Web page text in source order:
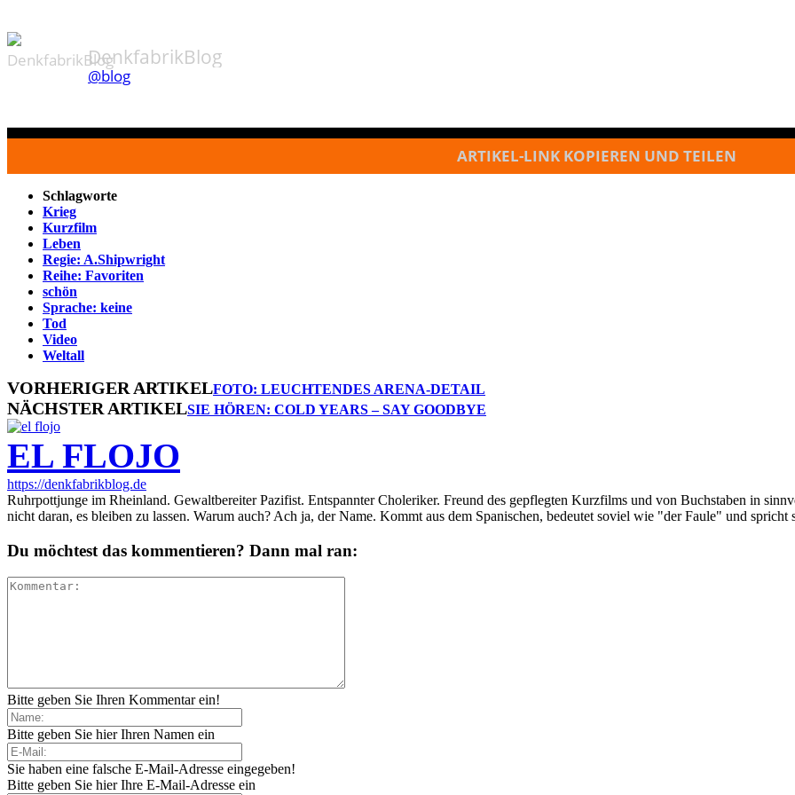
DenkfabrikBlog
@blog
ARTIKEL-LINK KOPIEREN UND TEILEN
Schlagworte
Krieg
Kurzfilm
Leben
Regie: A.Shipwright
Reihe: Favoriten
schön
Sprache: keine
Tod
Video
Weltall
VORHERIGER ARTIKELFOTO: LEUCHTENDES ARENA-DETAIL
NÄCHSTER ARTIKELSIE HÖREN: COLD YEARS – SAY GOODBYE
EL FLOJO
https://denkfabrikblog.de
Ruhrpottjunge im Rheinland. Gewaltbereiter Pazifist. Entspannter Choleriker. Freund des gepflegten Kurzfilms und von Buchstaben in
nicht daran, es bleiben zu lassen. Warum auch? Ach ja, der Name. Kommt aus dem Spanischen, bedeutet soviel wie "der Faule" und spricht
Du möchtest das kommentieren? Dann mal ran:
Bitte geben Sie Ihren Kommentar ein!
Bitte geben Sie hier Ihren Namen ein
Sie haben eine falsche E-Mail-Adresse eingegeben!
Bitte geben Sie hier Ihre E-Mail-Adresse ein